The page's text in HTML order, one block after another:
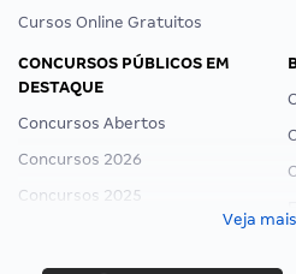
Cursos Online Gratuitos
CONCURSOS PÚBLICOS EM
DESTAQUE
Concursos Abertos
Concursos 2026
Concursos 2025
Concurso Ibama
Veja mais